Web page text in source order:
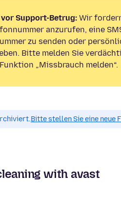
Support-Betrug: Wir
anzurufen, eine
zu senden oder
Bitte melden Sie
„Missbrauch melden“.
Bitte stellen Sie eine neue
with avast